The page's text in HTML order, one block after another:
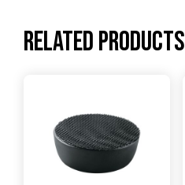
Related products